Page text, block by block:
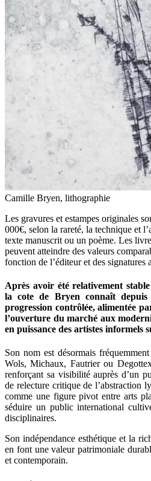
Camille Bryen, lithographie
Les gravures et estampes originales
000€, selon la rareté, la technique et
texte manuscrit ou un poème. Les
peuvent atteindre des valeurs
fonction de l’éditeur et des signatures
Après avoir été relativement stable
la cote de Bryen connaît depuis
progression contrôlée, alimentée
l’ouverture du marché aux
en puissance des artistes informels
Son nom est désormais
Wols, Michaux, Fautrier ou
renforçant sa visibilité auprès d’un
de relecture critique de l’abstraction
comme une figure pivot entre arts
séduire un public international
disciplinaires.
Son indépendance esthétique et la
en font une valeur patrimoniale
et contemporain.